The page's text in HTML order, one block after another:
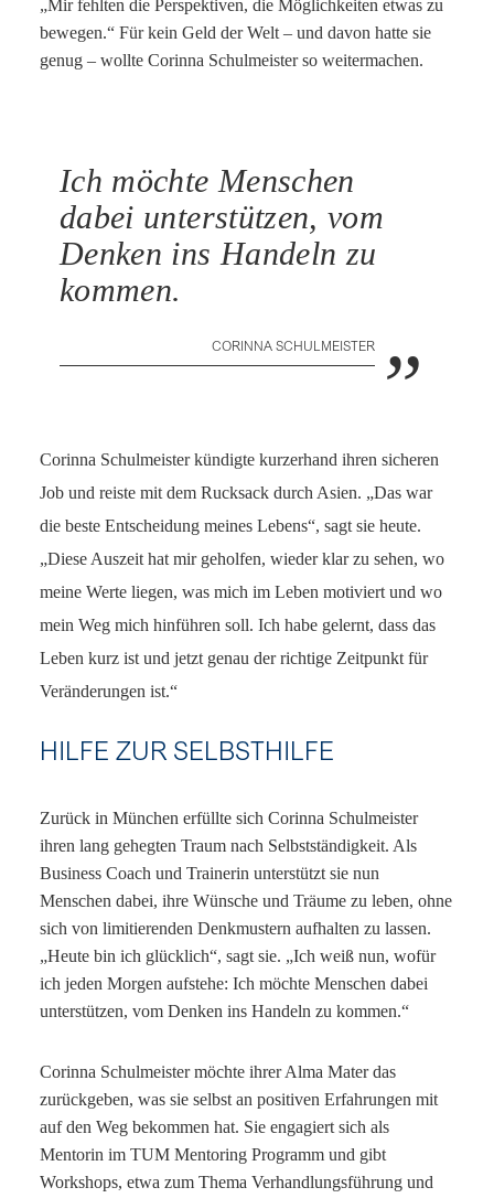
„Mir fehlten die Perspektiven, die Möglichkeiten etwas zu
bewegen.“ Für kein Geld der Welt – und davon hatte sie
genug – wollte Corinna Schulmeister so weitermachen.
Ich möchte Menschen
dabei unterstützen, vom
Denken ins Handeln zu
kommen.
CORINNA SCHULMEISTER „
Corinna Schulmeister kündigte kurzerhand ihren sicheren
Job und reiste mit dem Rucksack durch Asien. „Das war
die beste Entscheidung meines Lebens“, sagt sie heute.
„Diese Auszeit hat mir geholfen, wieder klar zu sehen, wo
meine Werte liegen, was mich im Leben motiviert und wo
mein Weg mich hinführen soll. Ich habe gelernt, dass das
Leben kurz ist und jetzt genau der richtige Zeitpunkt für
Veränderungen ist.“
HILFE ZUR SELBSTHILFE
Zurück in München erfüllte sich Corinna Schulmeister
ihren lang gehegten Traum nach Selbstständigkeit. Als
Business Coach und Trainerin unterstützt sie nun
Menschen dabei, ihre Wünsche und Träume zu leben, ohne
sich von limitierenden Denkmustern aufhalten zu lassen.
„Heute bin ich glücklich“, sagt sie. „Ich weiß nun, wofür
ich jeden Morgen aufstehe: Ich möchte Menschen dabei
unterstützen, vom Denken ins Handeln zu kommen.“
Corinna Schulmeister möchte ihrer Alma Mater das
zurückgeben, was sie selbst an positiven Erfahrungen mit
auf den Weg bekommen hat. Sie engagiert sich als
Mentorin im TUM Mentoring Programm und gibt
Workshops, etwa zum Thema Verhandlungsführung und